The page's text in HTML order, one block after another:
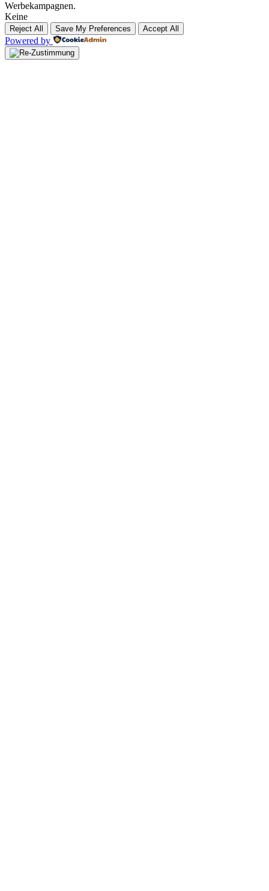
Werbekampagnen.
Keine
Reject All Save My Preferences Accept All
Powered by